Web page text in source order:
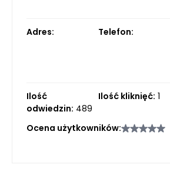
Adres: Telefon:
Ilość
odwiedzin: 489
Ilość kliknięć: 1
Ocena użytkowników: